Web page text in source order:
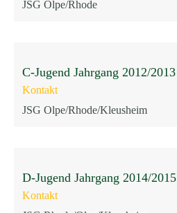
JSG Olpe/Rhode
C-Jugend Jahrgang 2012/2013
Kontakt
JSG Olpe/Rhode/Kleusheim
D-Jugend Jahrgang 2014/2015
Kontakt